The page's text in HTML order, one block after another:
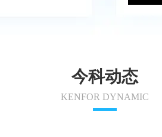
今科动态
KENFOR DYNAMIC